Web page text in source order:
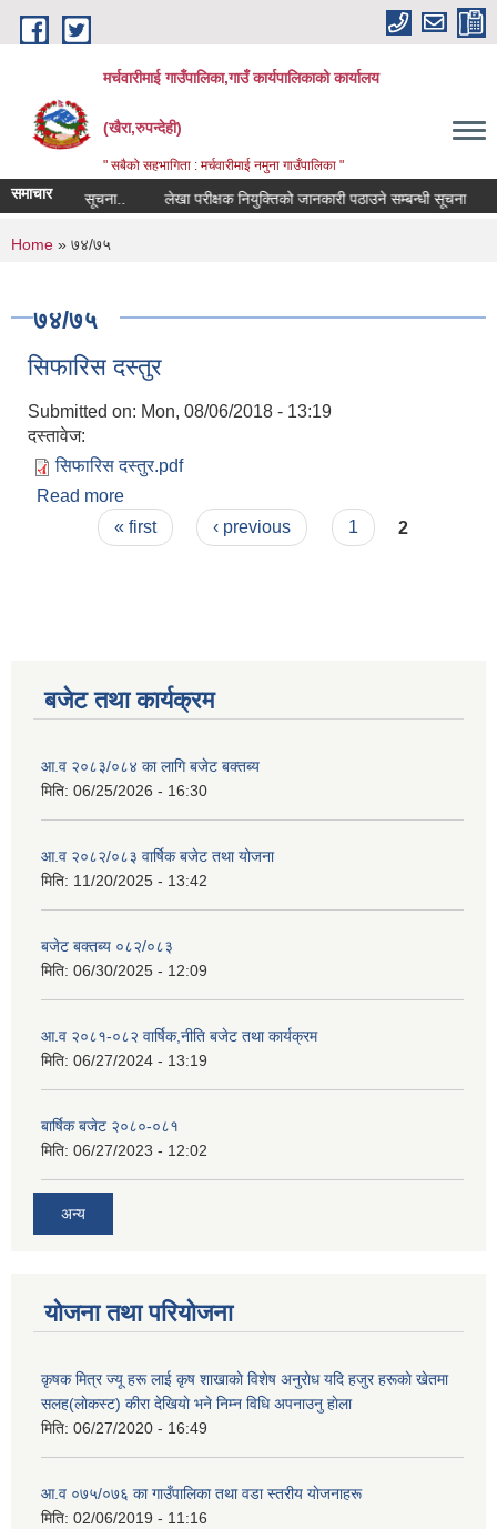
Skip to main content
मर्चवारीमाई गाउँपालिका,गाउँ कार्यपालिकाको कार्यालय
(खैरा,रुपन्देही)
" सबैको सहभागिता : मर्चवारीमाई नमुना गाउँपालिका "
समाचार
सम्बन्धी सूचना.. लेखा परीक्षक नियुक्तिको जानकारी पठाउने सम्बन्धी सूचना
You are here
Home » ७४/७५
७४/७५
सिफारिस दस्तुर
Submitted on: Mon, 08/06/2018 - 13:19
दस्तावेज:
सिफारिस दस्तुर.pdf
Read more
Pages« first ‹ previous 1 2
बजेट तथा कार्यक्रम
आ.व २०८३/०८४ का लागि बजेट बक्तब्य
मिति: 06/25/2026 - 16:30
आ.व २०८२/०८३ वार्षिक बजेट तथा योजना
मिति: 11/20/2025 - 13:42
बजेट बक्तब्य ०८२/०८३
मिति: 06/30/2025 - 12:09
आ.व २०८१-०८२ वार्षिक,नीति बजेट तथा कार्यक्रम
मिति: 06/27/2024 - 13:19
बार्षिक बजेट २०८०-०८१
मिति: 06/27/2023 - 12:02
अन्य
योजना तथा परियोजना
कृषक मित्र ज्यू हरू लाई कृष शाखाकाे विशेष अनुराेध यदि हजुर हरूकाे खेतमा
सलह(लाेकस्ट) कीरा देखियाे भने निम्न विधि अपनाउनु हाेला
मिति: 06/27/2020 - 16:49
आ‍.व ०७५/०७६ का गाउँपालिका तथा वडा स्तरीय याेजनाहरू
मिति: 02/06/2019 - 11:16